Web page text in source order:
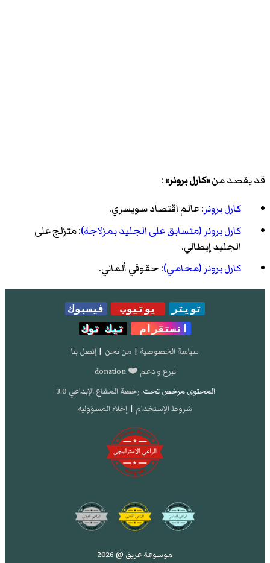
قد يقصد من«كارل برونر»:
كارل برونر: عالم اقتصاد سويسري.
كارل برونر (متسابق على الجليد بمزلاجة): متزلج على
الجليد إيطالي.
كارل برونر (محامي): حقوقي ألماني.
تويتر يوتيوب
فيسبوك
انستقرام
تيك توك
سياسة الخصوصية | من نحن | إتصل بنا
تبرع و دعم ❤️ donation
المحتوى مرخص تحت رخصة المشاع الإبداعي 3.0
شروط الإستخدام | إخلاء المسؤولية
موسوعة عريق @ 2026